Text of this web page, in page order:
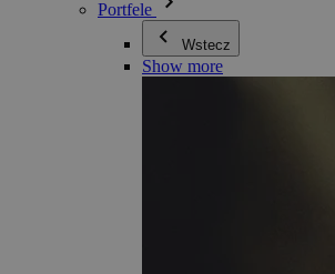
Portfele
Wstecz
Show more